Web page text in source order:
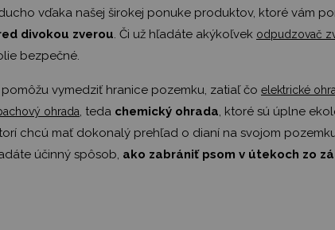
vďaka našej širokej ponuke produktov, ktoré vám
divokou zverou. Či už hľadáte akýkoľvek odpudzovač
bezpečné.
vymedziť hranice pozemku, zatiaľ čo elektrické
ohrada, teda chemický ohrada, ktoré sú úplne
chcú mať dokonalý prehľad o dianí na svojom
účinný spôsob, ako zabrániť psom v útekoch zo